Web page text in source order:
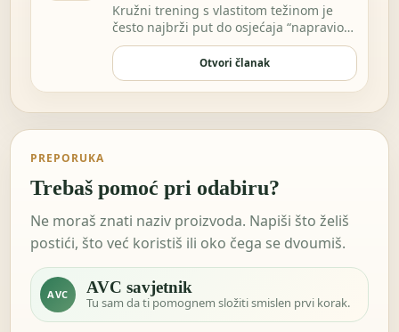
Kružni trening s vlastitom težinom je
često najbrži put do osjećaja “napravio
sam nešto…
Otvori članak
PREPORUKA
Trebaš pomoć pri odabiru?
Ne moraš znati naziv proizvoda. Napiši što želiš
postići, što već koristiš ili oko čega se dvoumiš.
AVC AVC savjetnik
Tu sam da ti pomognem složiti smislen prvi korak.